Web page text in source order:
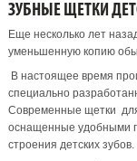
ЗУБНЫЕ ЩЕТКИ
Еще несколько лет
уменьшенную копию
В настоящее время
специально
Современные щетки
оснащенные удобными
строения детских зубов.